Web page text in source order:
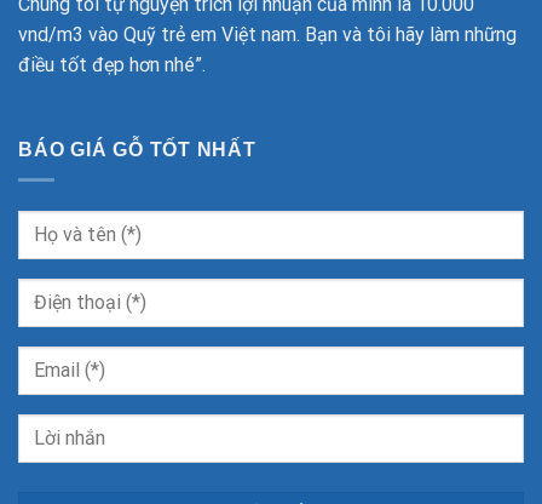
vnd/m3 vào Quỹ trẻ em Việt nam. Bạn và tôi hãy làm những
điều tốt đẹp hơn nhé”.
BÁO GIÁ GỖ TỐT NHẤT